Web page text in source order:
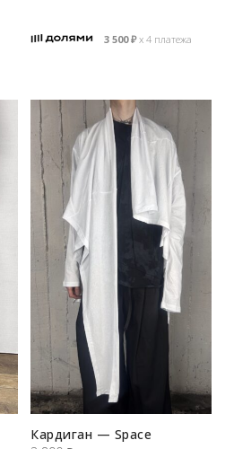
3 500₽х 4 платежа
Кардиган — Space